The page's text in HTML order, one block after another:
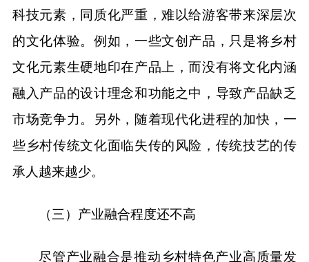
科技元素，同质化严重，难以给游客带来深层次
的文化体验。例如，一些文创产品，只是将乡村
文化元素生硬地印在产品上，而没有将文化内涵
融入产品的设计理念和功能之中，导致产品缺乏
市场竞争力。另外，随着现代化进程的加快，一
些乡村传统文化面临失传的风险，传统技艺的传
承人越来越少。
（三）产业融合程度还不高
尽管产业融合是推动乡村特色产业高质量发